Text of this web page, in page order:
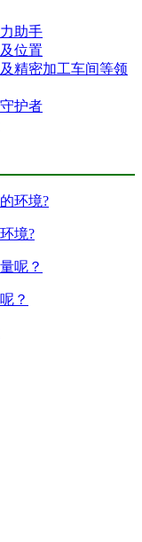
助手
位置
精密加工车间等领
护者
境?
？